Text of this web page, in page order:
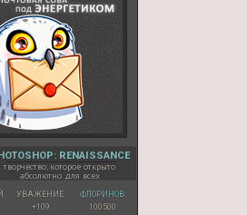
RENAISSANCE
творчество, которое открыто
абсолютно для всех
УВАЖЕНИЕ:
+109
ФЛОРИНОВ:
100500